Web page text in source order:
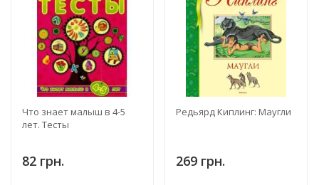
Что знает малыш в 4-5
лет. Тесты
82 грн.
Редьярд Киплинг: Маугли
269 грн.